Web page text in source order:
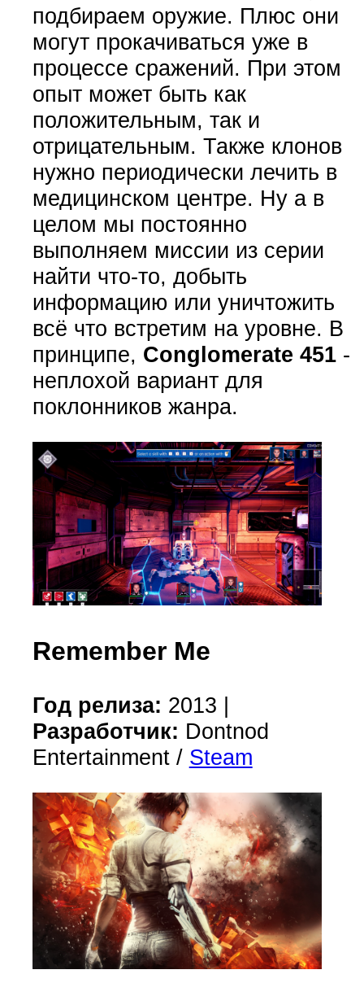
подбираем оружие. Плюс они
могут прокачиваться уже в
процессе сражений. При этом
опыт может быть как
положительным, так и
отрицательным. Также клонов
нужно периодически лечить в
медицинском центре. Ну а в
целом мы постоянно
выполняем миссии из серии
найти что-то, добыть
информацию или уничтожить
всё что встретим на уровне. В
принципе, Conglomerate 451-
неплохой вариант для
поклонников жанра.
Remember Me
Год релиза: 2013 |
Разработчик: Dontnod
Entertainment / Steam